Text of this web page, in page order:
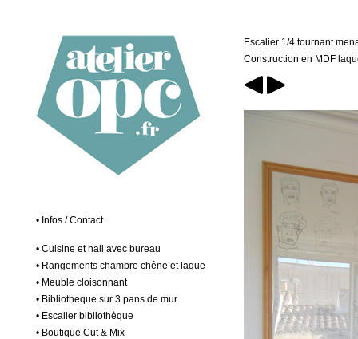
• Infos / Contact
• Cuisine et hall avec bureau
• Rangements chambre chêne et laque
• Meuble cloisonnant
• Bibliotheque sur 3 pans de mur
• Escalier bibliothèque
• Boutique Cut & Mix
Escalier 1/4 tournant
Construction en MDF